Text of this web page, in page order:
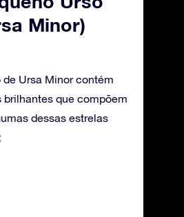
Minor)
Ursa Minor contém
brilhantes que compõem
dessas estrelas